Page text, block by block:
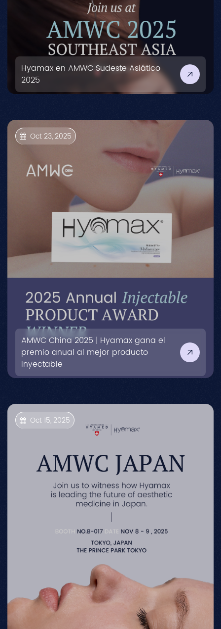
Hyamax en AMWC Sudeste Asiático
2025
Oct 23, 2025
AMWC China 2025 | Hyamax gana el
premio anual al mejor producto
inyectable
Oct 15, 2025